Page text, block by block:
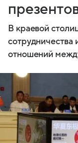
В краевой
сотрудничества
отношений